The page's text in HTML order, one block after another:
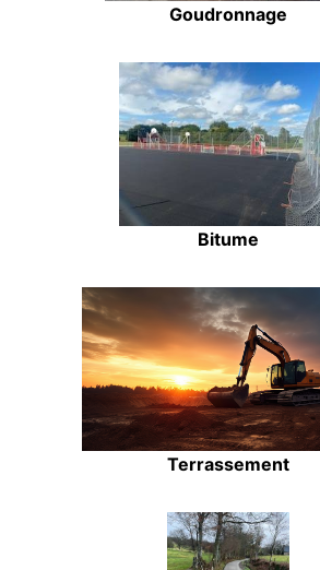
Goudronnage
Bitume
Terrassement